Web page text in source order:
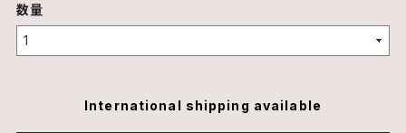
数量
International shipping available